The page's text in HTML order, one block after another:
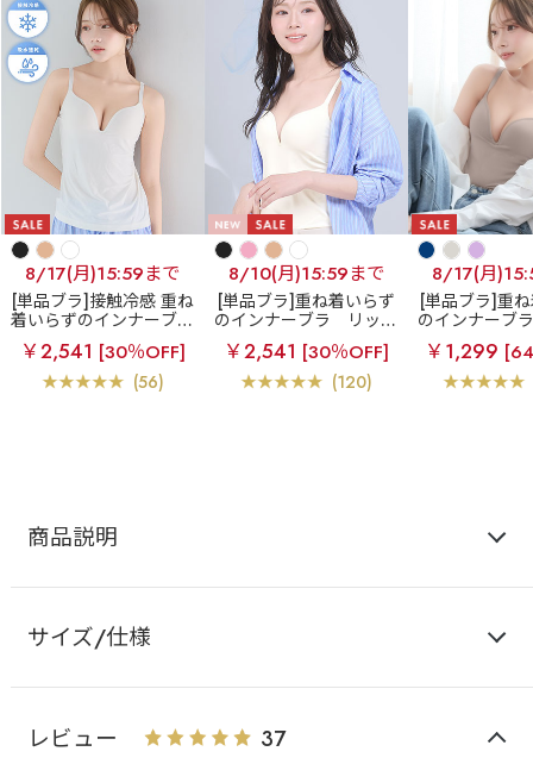
8/17(月)15:59まで
[単品ブラ]接触冷感 重ね
着いらずのインナーブラ
エアリークール リッチ
バスト ブラトップ (ワイ
ヤー入り)
￥2,541 [30％OFF]
(56)
8/10(月)15:59まで
[単品ブラ]重ね着いらず
のインナーブラ
リッチ
バスト ブラトップ (ワイ
ヤー入り)
￥2,541 [30％OFF]
(120)
8/17(月
[単品ブラ]重
のインナーブラ
バスト ブラト
ヤー入
￥1,299
商品説明
サイズ/仕様
レビュー 37